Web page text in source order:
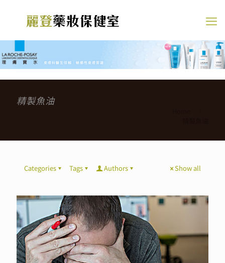
精製魚油
Categories Tags Authors Show all